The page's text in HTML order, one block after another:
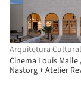
Arquitetura Cultural
Cinema Louis
Nastorg + Atelier